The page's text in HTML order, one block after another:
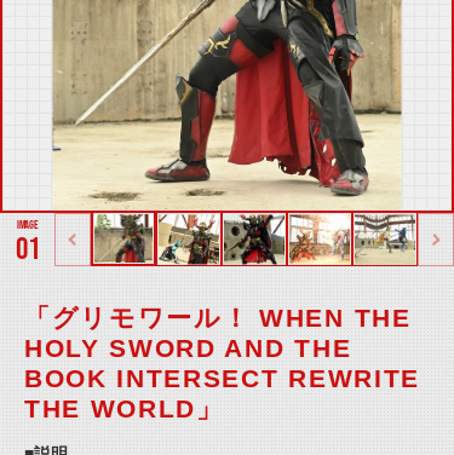
01
「グリモワール！ WHEN THE
HOLY SWORD AND THE
BOOK INTERSECT REWRITE
THE WORLD」